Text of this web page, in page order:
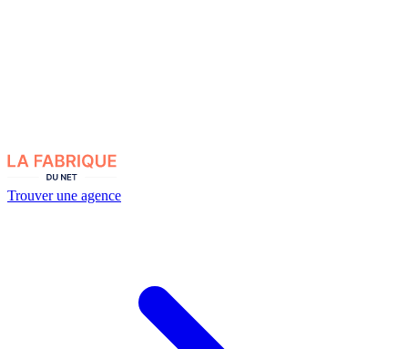
Trouver une agence